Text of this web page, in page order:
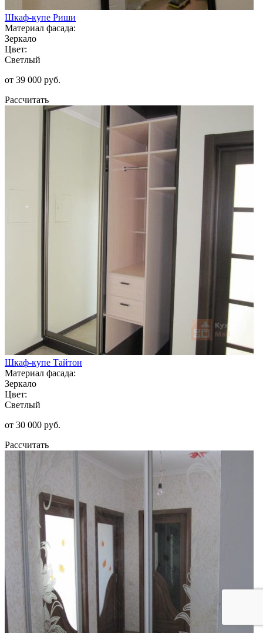
Шкаф-купе Риши
Материал фасада:
Зеркало
Цвет:
Светлый
от 39 000 руб.
Рассчитать
Шкаф-купе Тайтон
Материал фасада:
Зеркало
Цвет:
Светлый
от 30 000 руб.
Рассчитать